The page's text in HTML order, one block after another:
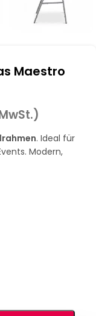
Maestro
. Ideal für
Modern,